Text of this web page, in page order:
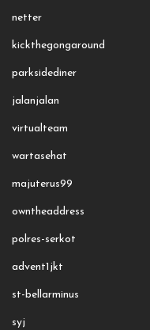
netter
kickthegongaround
parksidediner
jalanjalan
virtualteam
wartasehat
majuterus99
owntheaddress
polres-serkot
advent1jkt
st-bellarminus
syj